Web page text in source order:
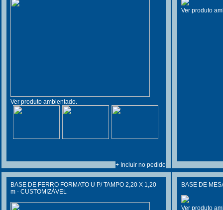
Ver produto ambientado.
+ Incluir no pedido
Ver produto
BASE DE FERRO FORMATO U P/ TAMPO 2,20 X 1,20
m - CUSTOMIZÁVEL
BASE DE
Ver produto